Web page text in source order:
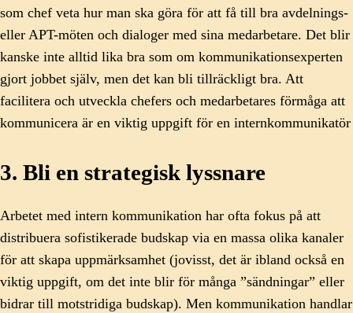
som chef veta hur man ska göra för att få till bra avdelnings-
eller APT-möten och dialoger med sina medarbetare. Det blir
kanske inte alltid lika bra som om kommunikationsexperten
gjort jobbet själv, men det kan bli tillräckligt bra. Att
facilitera och utveckla chefers och medarbetares förmåga att
kommunicera är en viktig uppgift för en internkommunikatör
3. Bli en strategisk lyssnare
Arbetet med intern kommunikation har ofta fokus på att
distribuera sofistikerade budskap via en massa olika kanaler
för att skapa uppmärksamhet (jovisst, det är ibland också en
viktig uppgift, om det inte blir för många ”sändningar” eller
bidrar till motstridiga budskap). Men kommunikation handlar